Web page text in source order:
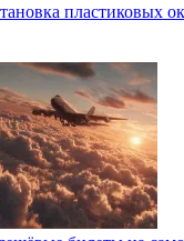
пластиковых